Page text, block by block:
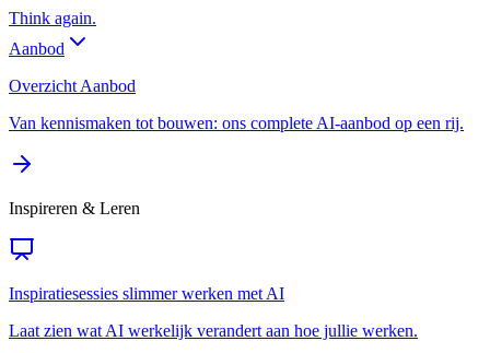
Think again.
Aanbod
Overzicht Aanbod
Van kennismaken tot bouwen: ons complete AI-aanbod op een rij.
Inspireren & Leren
Inspiratiesessies slimmer werken met AI
Laat zien wat AI werkelijk verandert aan hoe jullie werken.